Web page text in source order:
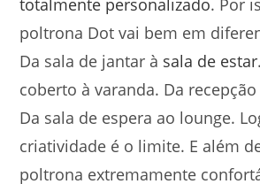
poltrona Dot vai bem em
Da sala de jantar à sala de estar
coberto à varanda. Da
Da sala de espera ao lounge.
criatividade é o limite. E além
poltrona extremamente